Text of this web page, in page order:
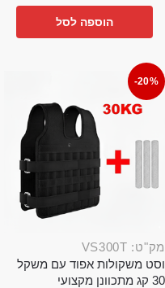
הוספה לסל
-20%
מק"ט: VS300T
וסט משקולות אפוד עם משקל
30 קג מתכוונן מקצועי